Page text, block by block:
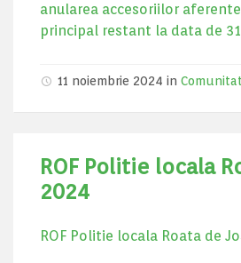
anularea accesoriilor
principal restant la data de
11 noiembrie 2024 in
ROF Politie locala
2024
ROF Politie locala Roata de